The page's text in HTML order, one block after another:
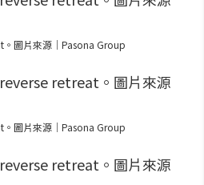
。圖片來源｜Pasona Group
。圖片來源｜Pasona Group